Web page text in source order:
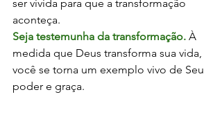
ser vivida para que a transformação
aconteça.
Seja testemunha da transformação. À
medida que Deus transforma sua vida,
você se torna um exemplo vivo de Seu
poder e graça.